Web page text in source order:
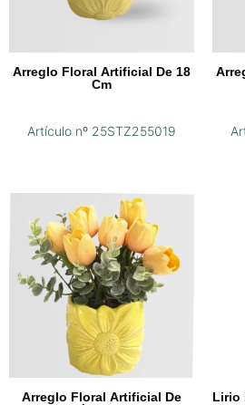
Arreglo Floral Artificial De 18
Cm
Artículo nº 25STZ255019
Arreglo Floral Artificial De
Lirio